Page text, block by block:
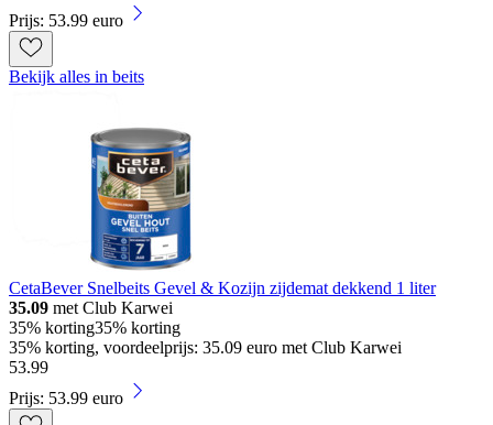
Prijs: 53.99 euro
Bekijk alles in beits
CetaBever Snelbeits Gevel & Kozijn zijdemat dekkend 1 liter
35.09 met Club Karwei
35% korting35% korting
35% korting, voordeelprijs: 35.09 euro met Club Karwei
53.99
Prijs: 53.99 euro